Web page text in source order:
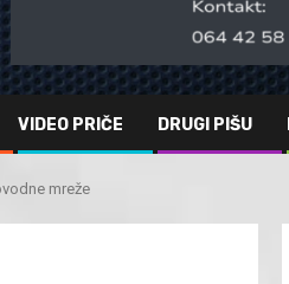
VIDEO PRIČE DRUGI PIŠU
mreže